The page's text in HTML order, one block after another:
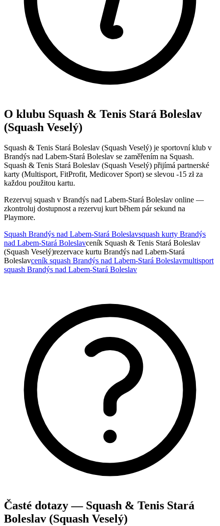
O klubu Squash & Tenis Stará Boleslav
(Squash Veselý)
Squash & Tenis Stará Boleslav (Squash Veselý) je sportovní klub v
Brandýs nad Labem-Stará Boleslav se zaměřením na Squash.
Squash & Tenis Stará Boleslav (Squash Veselý) přijímá partnerské
karty (Multisport, FitProfit, Medicover Sport) se slevou -15 zł za
každou použitou kartu.
Rezervuj squash v Brandýs nad Labem-Stará Boleslav online —
zkontroluj dostupnost a rezervuj kurt během pár sekund na
Playmore.
Squash Brandýs nad Labem-Stará Boleslavsquash kurty Brandýs
nad Labem-Stará Boleslavceník Squash & Tenis Stará Boleslav
(Squash Veselý)rezervace kurtu Brandýs nad Labem-Stará
Boleslavceník squash Brandýs nad Labem-Stará Boleslavmultisport
squash Brandýs nad Labem-Stará Boleslav
Časté dotazy — Squash & Tenis Stará
Boleslav (Squash Veselý)